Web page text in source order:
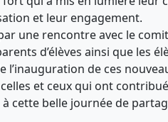
et leur engagement.
une rencontre avec le
d’élèves ainsi que les
l’inauguration de ces
et ceux qui ont
cette belle journée de